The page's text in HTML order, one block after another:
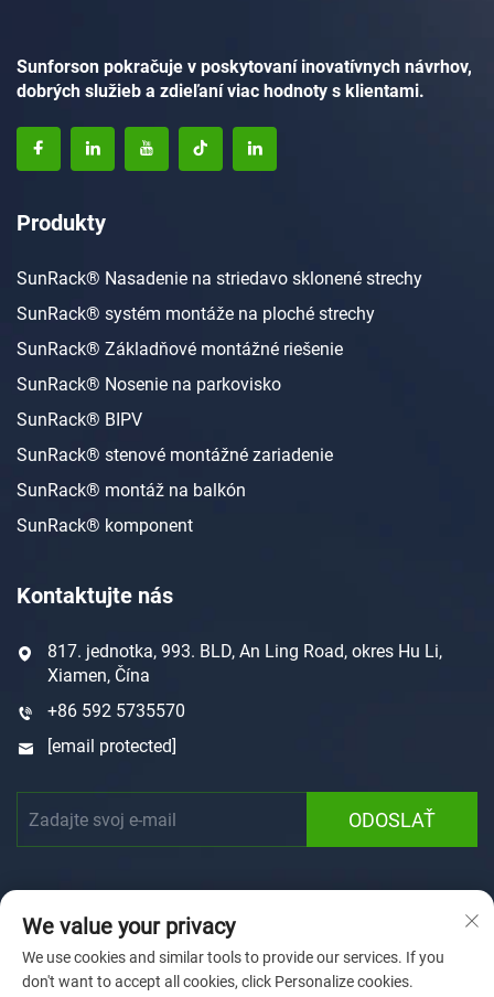
Sunforson pokračuje v poskytovaní inovatívnych návrhov,
dobrých služieb a zdieľaní viac hodnoty s klientami.
Produkty
SunRack® Nasadenie na striedavo sklonené strechy
SunRack® systém montáže na ploché strechy
SunRack® Základňové montážné riešenie
SunRack® Nosenie na parkovisko
SunRack® BIPV
SunRack® stenové montážné zariadenie
SunRack® montáž na balkón
SunRack® komponent
Kontaktujte nás
817. jednotka, 993. BLD, An Ling Road, okres Hu Li,
Xiamen, Čína
+86 592 5735570
[email protected]
ODOSLAŤ
We value your privacy
We use cookies and similar tools to provide our services. If you
don't want to accept all cookies, click Personalize cookies.